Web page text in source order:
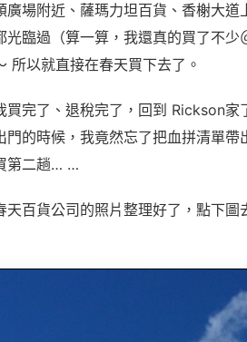
廣場附近、薩瑪力坦百貨、香榭大
光臨過（算一算，我還真的買了不
所以就直接在春天買下去了。
買完了、退稅完了，回到 Rickson家
門的時候，我竟然忘了把血拼清單
第二趟… …
百貨公司的照片整理好了，點下圖